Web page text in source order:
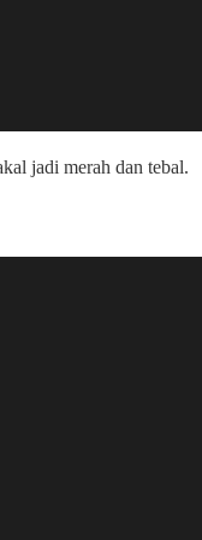
jadi merah dan tebal.